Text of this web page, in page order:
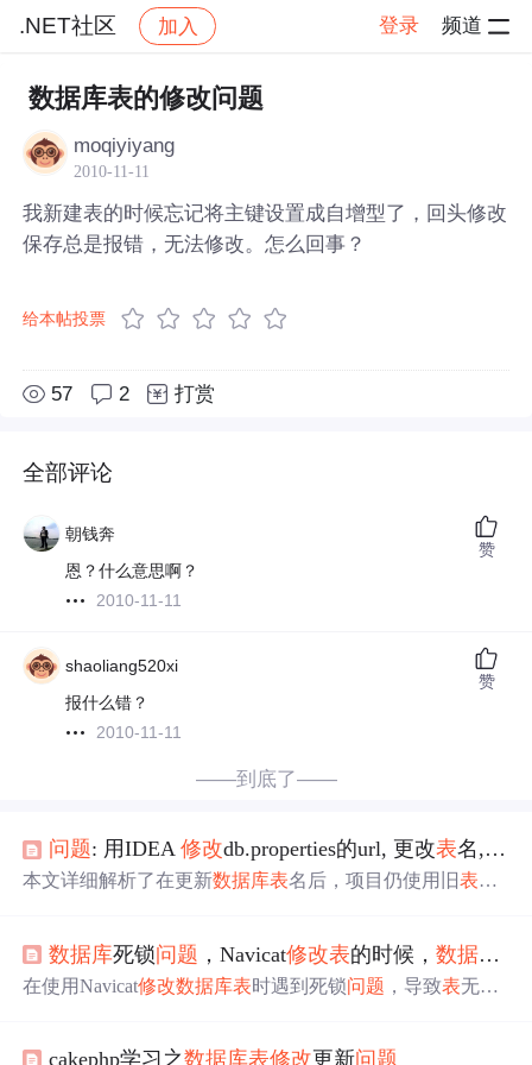
.NET社区 加入 登录 频道
社区 .NET社区 帖子详情
数据库表的修改问题
moqiyiyang
2010-11-11
我新建表的时候忘记将主键设置成自增型了，回头修改
保存总是报错，无法修改。怎么回事？
给本帖投票
57 2 打赏
全部评论
朝钱奔
恩？什么意思啊？
2010-11-11
赞
shaoliang520xi
报什么错？
2010-11-11
赞
——到底了——
问题: 用IDEA修改db.properties的url, 更改表名,让其建立新
本文详细解析了在更新数据库表名后，项目仍使用旧表的
重要性。
数据库死锁问题 ，Navicat修改表的时候，数据库
在使用Navicat修改数据库表时遇到死锁问题 ，导致表无法
OCESSLIST`找出被锁定的表，然后使用`KILL`命令终止相
cakephp学习之数据库表修改更新问题